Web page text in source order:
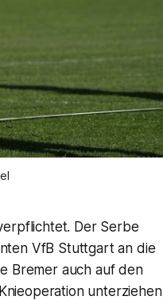
Der Serbe
VfB Stuttgart an die
Bremer auch auf den
unterziehen